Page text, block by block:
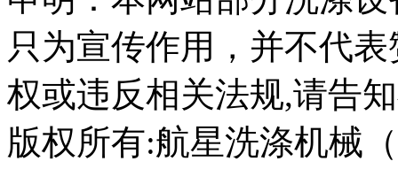
只为宣传作用，并不代
权或违反相关法规,请告
版权所有:航星洗涤机械